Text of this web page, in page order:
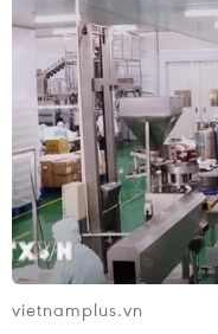
CƠ QUAN CHỦ QUẢN: THÔNG
Tổng Biên tập: TRẦN
Phó Tổng Biên tập:
THỦY
Sở hữu trí tuệ
RSS
Ngôn ngữ
vietnamplus.vn